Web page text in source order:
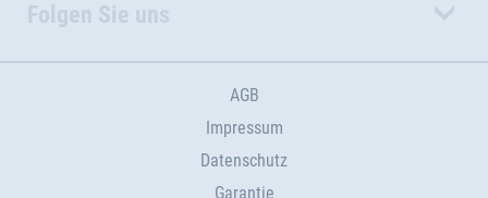
Folgen Sie uns
AGB
Impressum
Datenschutz
Garantie